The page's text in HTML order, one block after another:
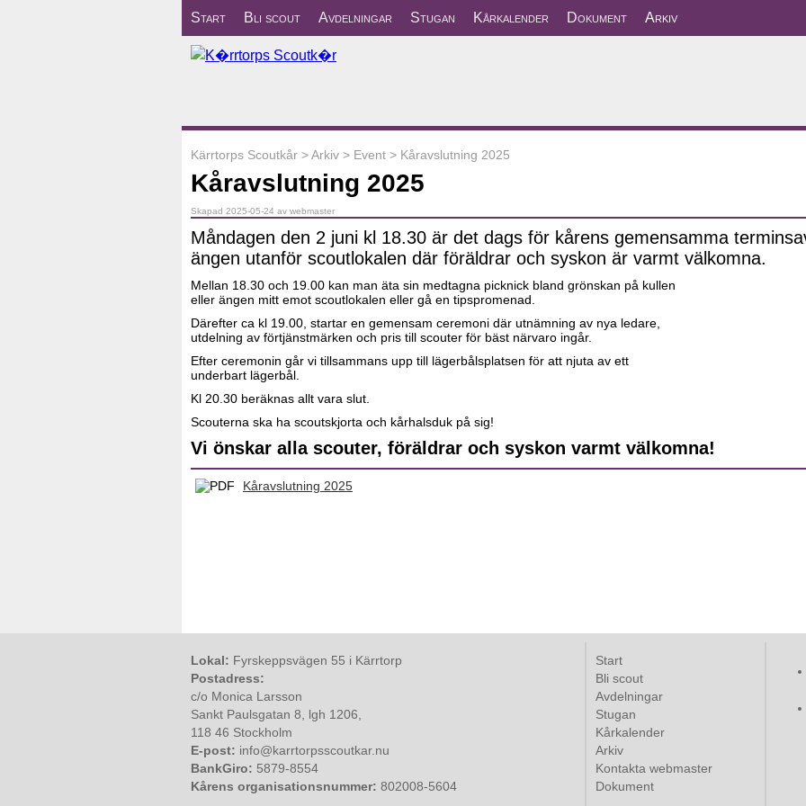
Start Bli scout Avdelningar Stugan Kårkalender Dokument Arkiv
Kärrtorps Scoutkår >Arkiv > Event > Kåravslutning 2025
Kåravslutning 2025
Skapad 2025-05-24 av webmaster
Måndagen den 2 juni kl 18.30 är det dags för kårens gemensamma
ängen utanför scoutlokalen där föräldrar och syskon är varmt välkomna.
Mellan 18.30 och 19.00 kan man äta sin medtagna picknick bland grönskan på kullen
eller ängen mitt emot scoutlokalen eller gå en tipspromenad.
Därefter ca kl 19.00, startar en gemensam ceremoni där utnämning av nya ledare,
utdelning av förtjänstmärken och pris till scouter för bäst närvaro ingår.
Efter ceremonin går vi tillsammans upp till lägerbålsplatsen för att njuta av ett
underbart lägerbål.
Kl 20.30 beräknas allt vara slut.
Scouterna ska ha scoutskjorta och kårhalsduk på sig!
Vi önskar alla scouter, föräldrar och syskon varmt välkomna!
Kåravslutning 2025
Lokal: Fyrskeppsvägen 55 i Kärrtorp
Postadress:
c/o Monica Larsson
Sankt Paulsgatan 8, lgh 1206,
118 46 Stockholm
E-post: info@karrtorpsscoutkar.nu
BankGiro: 5879-8554
Kårens organisationsnummer: 802008-5604
Start
Bli scout
Avdelningar
Stugan
Kårkalender
Arkiv
Kontakta webmaster
Dokument